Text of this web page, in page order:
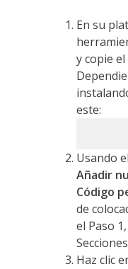
En su
y copie
este:
Usando
Añadir
Código
de
el Paso
Haz clic